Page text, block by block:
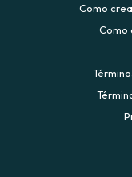
Como
Como